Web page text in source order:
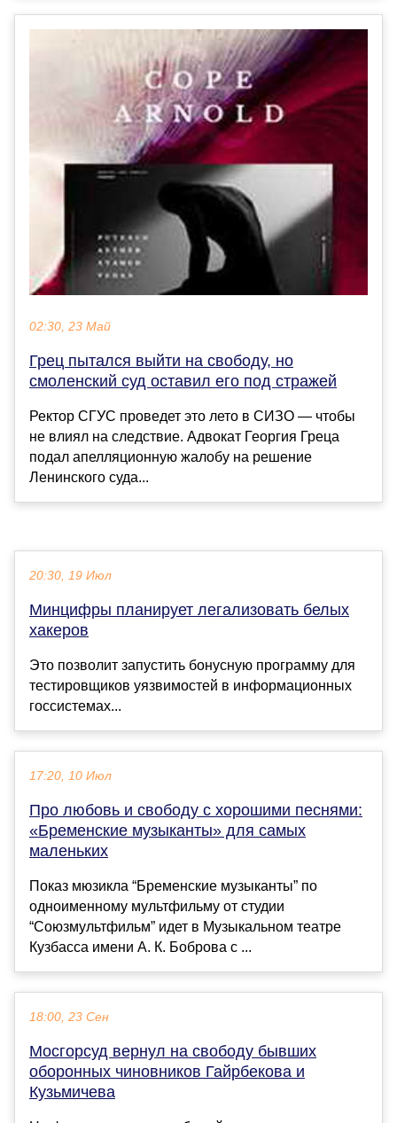
02:30, 23 Май
Грец пытался выйти на свободу, но
смоленский суд оставил его под стражей
Ректор СГУС проведет это лето в СИЗО — чтобы
не влиял на следствие. Адвокат Георгия Греца
подал апелляционную жалобу на решение
Ленинского суда...
20:30, 19 Июл
Минцифры планирует легализовать белых
хакеров
Это позволит запустить бонусную программу для
тестировщиков уязвимостей в информационных
госсистемах...
17:20, 10 Июл
Про любовь и свободу с хорошими песнями:
«Бременские музыканты» для самых
маленьких
Показ мюзикла “Бременские музыканты” по
одноименному мультфильму от студии
“Союзмультфильм” идет в Музыкальном театре
Кузбасса имени А. К. Боброва с ...
18:00, 23 Сен
Мосгорсуд вернул на свободу бывших
оборонных чиновников Гайрбекова и
Кузьмичева